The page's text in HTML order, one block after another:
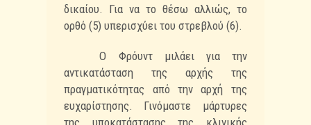
δικαίου. Για να το θέσω αλλιώς, το
ορθό (5) υπερισχύει τουστρεβλού (6).
Ο Φρόυντ μιλάει για την
αντικατάσταση της αρχής της
πραγματικότητας από τηναρχή της
ευχαρίστησης. Γινόμαστε μάρτυρες
της υποκατάστασης της κλινικής